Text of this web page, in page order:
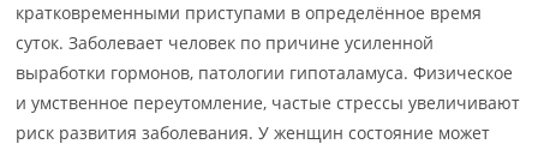
кратковременными приступами в определённое время
суток. Заболевает человек по причине усиленной
выработки гормонов, патологии гипоталамуса. Физическое
и умственное переутомление, частые стрессы увеличивают
риск развития заболевания. У женщин состояние может